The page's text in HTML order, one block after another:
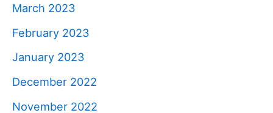
March 2023
February 2023
January 2023
December 2022
November 2022